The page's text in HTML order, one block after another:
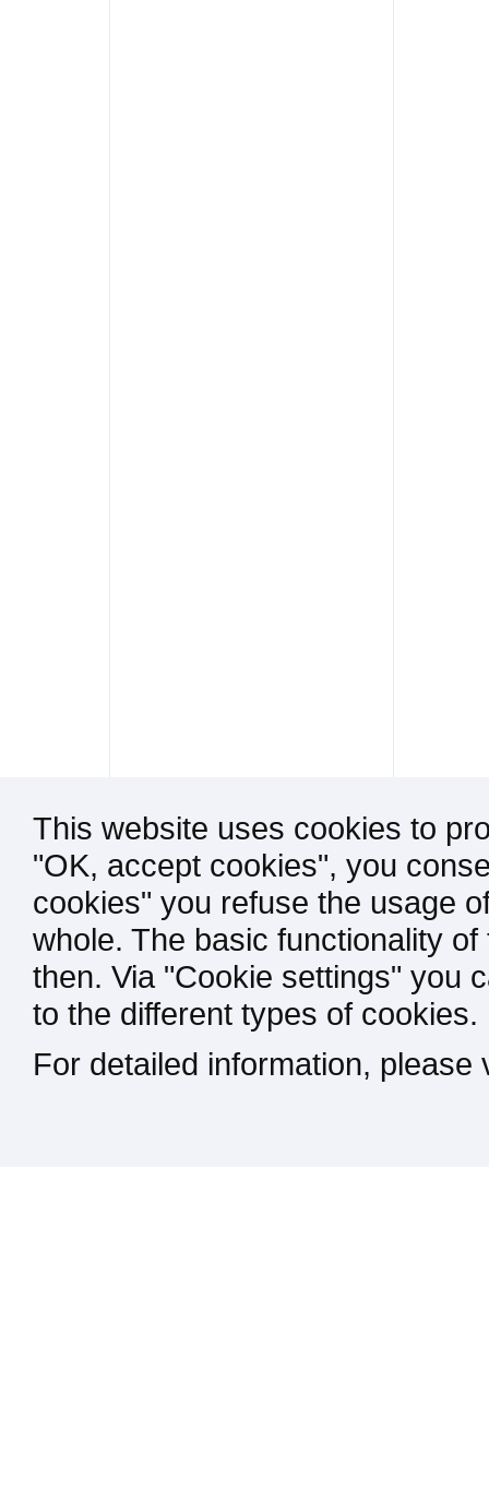
This website uses cookies to
"OK, accept cookies", you
cookies" you refuse the usage
whole. The basic functionality
then. Via "Cookie settings" you
to the different types of cookies.
For detailed information,